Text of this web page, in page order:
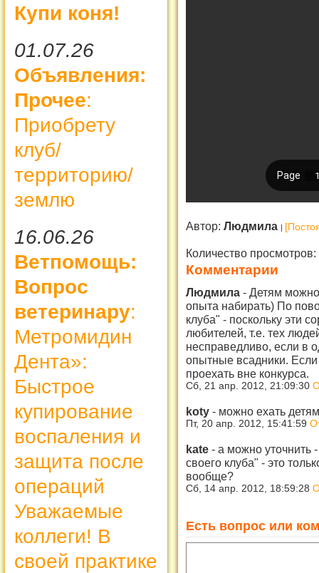
Купи коня!
01.07.26
Объявления:
Прочее:
Приобрету
клуб/
территорию/
землю
16.06.26
Ветпомощь:
Вопрос
ветеринару:
Метромидин
Дента»:
Быстрое
купирование
воспаления и
защита после
операций
Уважаемые
коллеги! В
своей практике
Автор: Людмила
Количество просмотров:
Комментарии
Людмила - Детям можно
опыта набирать) По
клуба" - поскольку эти
любителей, т.е. тех
несправедливо, если в
опытные всадники.
проехать вне конкурса.
Сб, 21 апр. 2012, 21:09:30
koty - можно ехать
Пт, 20 апр. 2012, 15:41:59
kate - а можно уточнить
своего клуба" - это
вообще?
Сб, 14 апр. 2012, 18:59:28
Есть вопрос или